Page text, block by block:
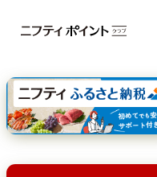
dカード GOLD 三井住友カ
【実質初月無料】DMM |
SBI証券 確定拠出年金（iDeCo